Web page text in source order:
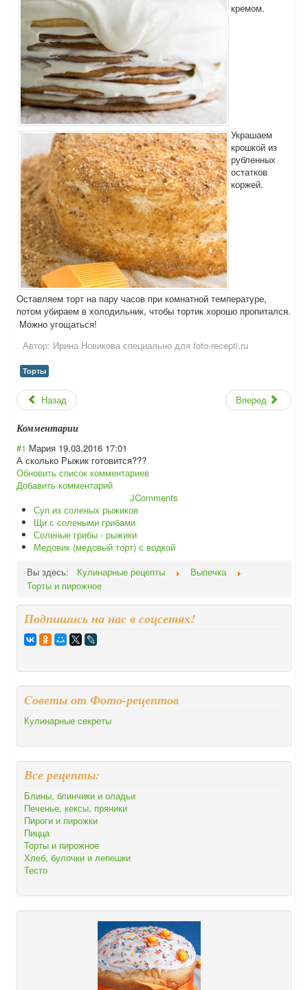
кремом.
Украшаем
крошкой из
рубленных
остатков
коржей.
Оставляем торт на пару часов при комнатной температуре,
потом убираем в холодильник, чтобы тортик хорошо пропитался.
Можно угощаться!
Автор: Ирина Новикова специально для foto-recepti.ru
Торты
Назад Вперед
Комментарии
#1 Мария 19.03.2016 17:01
А сколько Рыжик готовится???
Обновить список комментариев
Добавить комментарий
JComments
Суп из соленых рыжиков
Щи с солеными грибами
Соленые грибы - рыжики
Медовик (медовый торт) с водкой
Вы здесь:
Кулинарные рецепты
Выпечка
Торты и пирожное
Подпишись на нас в соцсетях!
Cоветы от Фото-рецептов
Кулинарные секреты
Все рецепты:
Блины, блинчики и оладьи
Печенье, кексы, пряники
Пироги и пирожки
Пицца
Торты и пирожное
Хлеб, булочки и лепешки
Тесто